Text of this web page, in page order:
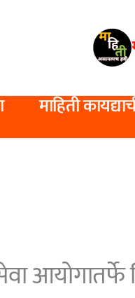
माहिती
आयोगातर्फे